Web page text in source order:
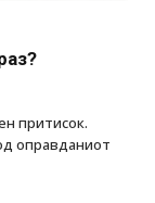
притисок.
оправданиот